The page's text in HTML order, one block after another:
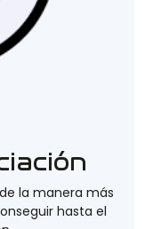
la manera más
hasta el